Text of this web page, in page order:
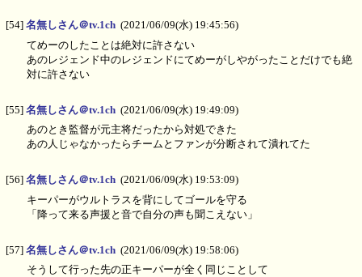
[54] 名無しさん＠tv.1ch (2021/06/09(水) 19:45:56)
てめーのしたことは絶対に許さない
あのレジェンド中のレジェンドにてめーがしやがったことだけでも絶
対に許さない
[55] 名無しさん＠tv.1ch (2021/06/09(水) 19:49:09)
あのとき監督が元主将だったから対処できた
あの人じゃなかったらチームとファンが分断されて潰れてた
[56] 名無しさん＠tv.1ch (2021/06/09(水) 19:53:09)
キーパーがウルトラスを背にしてゴールを守る
「降って来る声援と音で自分の声も聞こえない」
[57] 名無しさん＠tv.1ch (2021/06/09(水) 19:58:06)
そうして行った先の正キーパーが全く同じことして